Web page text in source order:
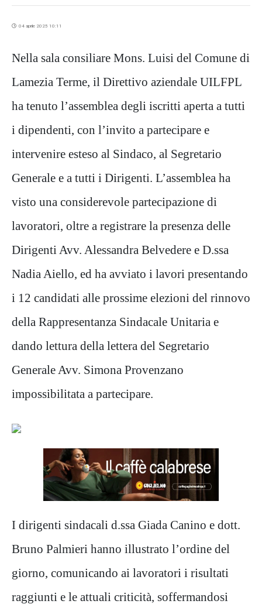
04 aprile 2025 10:11
Nella sala consiliare Mons. Luisi del Comune di
Lamezia Terme, il Direttivo aziendale UILFPL
ha tenuto l’assemblea degli iscritti aperta a tutti
i dipendenti, con l’invito a partecipare e
intervenire esteso al Sindaco, al Segretario
Generale e a tutti i Dirigenti. L’assemblea ha
visto una considerevole partecipazione di
lavoratori, oltre a registrare la presenza delle
Dirigenti Avv. Alessandra Belvedere e D.ssa
Nadia Aiello, ed ha avviato i lavori presentando
i 12 candidati alle prossime elezioni del rinnovo
della Rappresentanza Sindacale Unitaria e
dando lettura della lettera del Segretario
Generale Avv. Simona Provenzano
impossibilitata a partecipare.
I dirigenti sindacali d.ssa Giada Canino e dott.
Bruno Palmieri hanno illustrato l’ordine del
giorno, comunicando ai lavoratori i risultati
raggiunti e le attuali criticità, soffermandosi